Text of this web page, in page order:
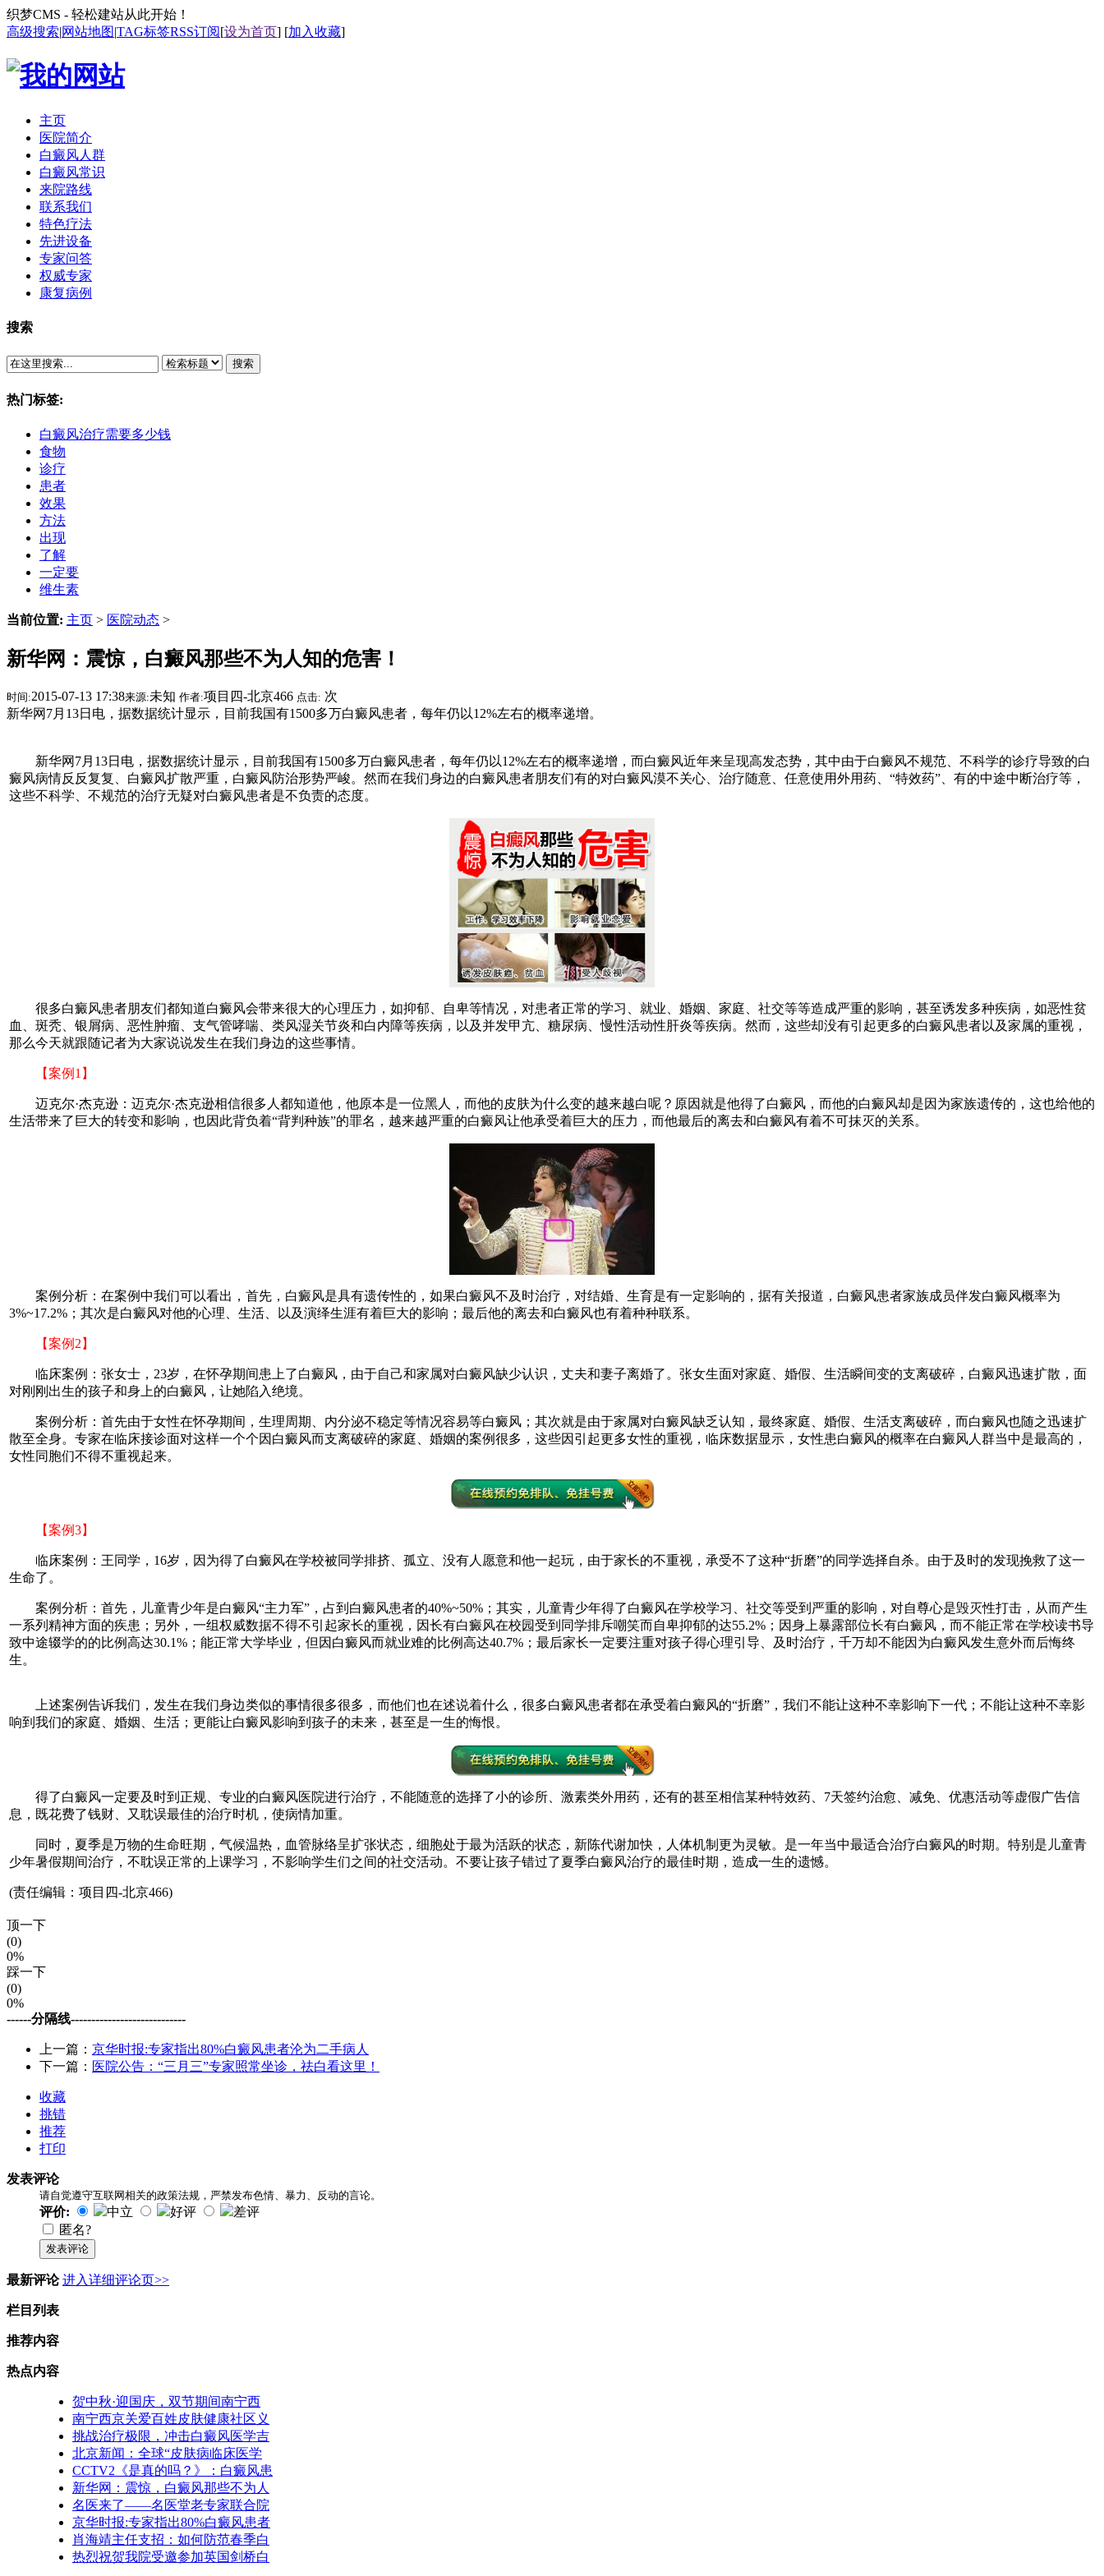
织梦CMS - 轻松建站从此开始！
高级搜索|网站地图|TAG标签RSS订阅[设为首页] [加入收藏]
主页
医院简介
白癜风人群
白癜风常识
来院路线
联系我们
特色疗法
先进设备
专家问答
权威专家
康复病例
搜索
搜索
热门标签:
白癜风治疗需要多少钱
食物
诊疗
患者
效果
方法
出现
了解
一定要
维生素
当前位置: 主页 > 医院动态 >
新华网：震惊，白癜风那些不为人知的危害！
时间:2015-07-13 17:38来源:未知 作者:项目四-北京466 点击: 次
新华网7月13日电，据数据统计显示，目前我国有1500多万白癜风患者，每年仍以12%左右的概率递增。
新华网7月13日电，据数据统计显示，目前我国有1500多万白癜风患者，每年仍以12%左右的概率递增，而白癜风近年来呈现高发态势，其中由于白癜风不规范、不科学的诊疗导致的白
癜风病情反反复复、白癜风扩散严重，白癜风防治形势严峻。然而在我们身边的白癜风患者朋友们有的对白癜风漠不关心、治疗随意、任意使用外用药、“特效药”、有的中途中断治疗等，
这些不科学、不规范的治疗无疑对白癜风患者是不负责的态度。
很多白癜风患者朋友们都知道白癜风会带来很大的心理压力，如抑郁、自卑等情况，对患者正常的学习、就业、婚姻、家庭、社交等等造成严重的影响，甚至诱发多种疾病，如恶性贫
血、斑秃、银屑病、恶性肿瘤、支气管哮喘、类风湿关节炎和白内障等疾病，以及并发甲亢、糖尿病、慢性活动性肝炎等疾病。然而，这些却没有引起更多的白癜风患者以及家属的重视，
那么今天就跟随记者为大家说说发生在我们身边的这些事情。
【案例1】
迈克尔·杰克逊：迈克尔·杰克逊相信很多人都知道他，他原本是一位黑人，而他的皮肤为什么变的越来越白呢？原因就是他得了白癜风，而他的白癜风却是因为家族遗传的，这也给他的
生活带来了巨大的转变和影响，也因此背负着“背判种族”的罪名，越来越严重的白癜风让他承受着巨大的压力，而他最后的离去和白癜风有着不可抹灭的关系。
案例分析：在案例中我们可以看出，首先，白癜风是具有遗传性的，如果白癜风不及时治疗，对结婚、生育是有一定影响的，据有关报道，白癜风患者家族成员伴发白癜风概率为
3%~17.2%；其次是白癜风对他的心理、生活、以及演绎生涯有着巨大的影响；最后他的离去和白癜风也有着种种联系。
【案例2】
临床案例：张女士，23岁，在怀孕期间患上了白癜风，由于自己和家属对白癜风缺少认识，丈夫和妻子离婚了。张女生面对家庭、婚假、生活瞬间变的支离破碎，白癜风迅速扩散，面
对刚刚出生的孩子和身上的白癜风，让她陷入绝境。
案例分析：首先由于女性在怀孕期间，生理周期、内分泌不稳定等情况容易等白癜风；其次就是由于家属对白癜风缺乏认知，最终家庭、婚假、生活支离破碎，而白癜风也随之迅速扩
散至全身。专家在临床接诊面对这样一个个因白癜风而支离破碎的家庭、婚姻的案例很多，这些因引起更多女性的重视，临床数据显示，女性患白癜风的概率在白癜风人群当中是最高的，
女性同胞们不得不重视起来。
【案例3】
临床案例：王同学，16岁，因为得了白癜风在学校被同学排挤、孤立、没有人愿意和他一起玩，由于家长的不重视，承受不了这种“折磨”的同学选择自杀。由于及时的发现挽救了这一
生命了。
案例分析：首先，儿童青少年是白癜风“主力军”，占到白癜风患者的40%~50%；其实，儿童青少年得了白癜风在学校学习、社交等受到严重的影响，对自尊心是毁灭性打击，从而产生
一系列精神方面的疾患；另外，一组权威数据不得不引起家长的重视，因长有白癜风在校园受到同学排斥嘲笑而自卑抑郁的达55.2%；因身上暴露部位长有白癜风，而不能正常在学校读书导
致中途辍学的的比例高达30.1%；能正常大学毕业，但因白癜风而就业难的比例高达40.7%；最后家长一定要注重对孩子得心理引导、及时治疗，千万却不能因为白癜风发生意外而后悔终
生。
上述案例告诉我们，发生在我们身边类似的事情很多很多，而他们也在述说着什么，很多白癜风患者都在承受着白癜风的“折磨”，我们不能让这种不幸影响下一代；不能让这种不幸影
响到我们的家庭、婚姻、生活；更能让白癜风影响到孩子的未来，甚至是一生的悔恨。
得了白癜风一定要及时到正规、专业的白癜风医院进行治疗，不能随意的选择了小的诊所、激素类外用药，还有的甚至相信某种特效药、7天签约治愈、减免、优惠活动等虚假广告信
息，既花费了钱财、又耽误最佳的治疗时机，使病情加重。
同时，夏季是万物的生命旺期，气候温热，血管脉络呈扩张状态，细胞处于最为活跃的状态，新陈代谢加快，人体机制更为灵敏。是一年当中最适合治疗白癜风的时期。特别是儿童青
少年暑假期间治疗，不耽误正常的上课学习，不影响学生们之间的社交活动。不要让孩子错过了夏季白癜风治疗的最佳时期，造成一生的遗憾。
(责任编辑：项目四-北京466)
顶一下
(0)
0%
踩一下
(0)
0%
------分隔线----------------------------
上一篇： 京华时报:专家指出80%白癜风患者沦为二手病人
下一篇： 医院公告：“三月三”专家照常坐诊，祛白看这里！
收藏
挑错
推荐
打印
发表评论
请自觉遵守互联网相关的政策法规，严禁发布色情、暴力、反动的言论。
评价: 中立 好评
差评
匿名?
发表评论
最新评论 进入详细评论页>>
栏目列表
推荐内容
热点内容
贺中秋·迎国庆，双节期间南宁西
南宁西京关爱百姓皮肤健康社区义
挑战治疗极限，冲击白癜风医学吉
北京新闻：全球“皮肤病临床医学
CCTV2《是真的吗？》：白癜风患
新华网：震惊，白癜风那些不为人
名医来了——名医堂老专家联合院
京华时报:专家指出80%白癜风患者
肖海靖主任支招：如何防范春季白
热烈祝贺我院受邀参加英国剑桥白